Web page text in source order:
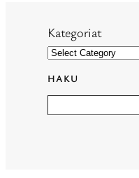
Kategoriat
HAKU